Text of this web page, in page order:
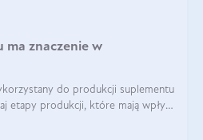
ma znaczenie w
do produkcji suplementu
etapy produkcji, które mają wpływ